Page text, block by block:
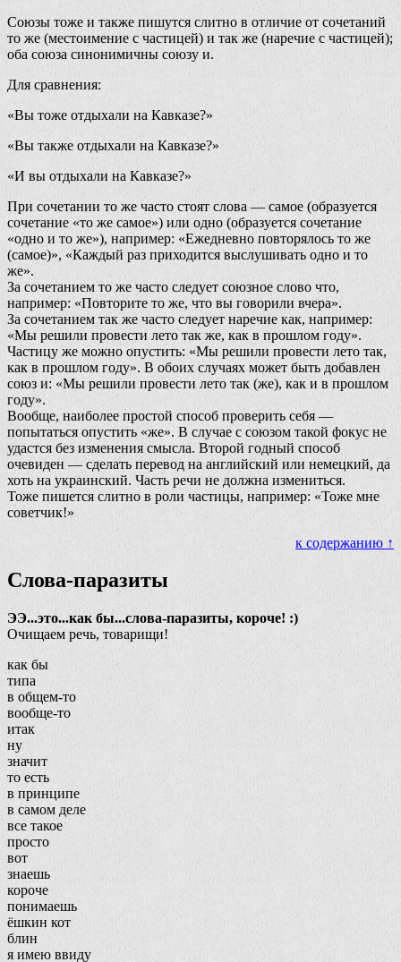
Союзы тоже и также пишутся слитно в отличие от сочетаний
то же (местоимение с частицей) и так же (наречие с частицей);
оба союза синонимичны союзу и.
Для сравнения:
«Вы тоже отдыхали на Кавказе?»
«Вы также отдыхали на Кавказе?»
«И вы отдыхали на Кавказе?»
При сочетании то же часто стоят слова — самое (образуется
сочетание «то же самое») или одно (образуется сочетание
«одно и то же»), например: «Ежедневно повторялось то же
(самое)», «Каждый раз приходится выслушивать одно и то
же».
За сочетанием то же часто следует союзное слово что,
например: «Повторите то же, что вы говорили вчера».
За сочетанием так же часто следует наречие как, например:
«Мы решили провести лето так же, как в прошлом году».
Частицу же можно опустить: «Мы решили провести лето так,
как в прошлом году». В обоих случаях может быть добавлен
союз и: «Мы решили провести лето так (же), как и в прошлом
году».
Вообще, наиболее простой способ проверить себя —
попытаться опустить «же». В случае с союзом такой фокус не
удастся без изменения смысла. Второй годный способ
очевиден — сделать перевод на английский или немецкий, да
хоть на украинский. Часть речи не должна измениться.
Тоже пишется слитно в роли частицы, например: «Тоже мне
советчик!»
к содержанию ↑
Слова-паразиты
ЭЭ...это...как бы...слова-паразиты, короче! :)
Очищаем речь, товарищи!
как бы
типа
в общем-то
вообще-то
итак
ну
значит
то есть
в принципе
в самом деле
все такое
просто
вот
знаешь
короче
понимаешь
ёшкин кот
блин
я имею ввиду